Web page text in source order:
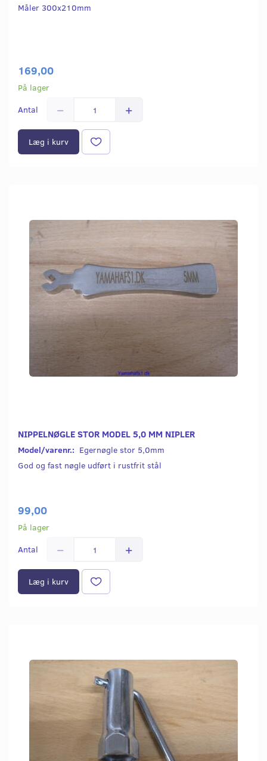
Måler 300x210mm
169,00
På lager
Antal
Læg i kurv
NIPPELNØGLE STOR MODEL 5,0 MM NIPLER
Model/varenr.: Egernøgle stor 5,0mm
God og fast nøgle udført i rustfrit stål
99,00
På lager
Antal
Læg i kurv